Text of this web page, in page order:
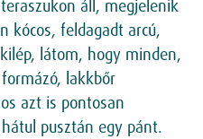
áll, megjelenik
kócos, feldagadt arcú,
látom, hogy minden,
lakkbőr
azt is pontosan
pusztán egy pánt.